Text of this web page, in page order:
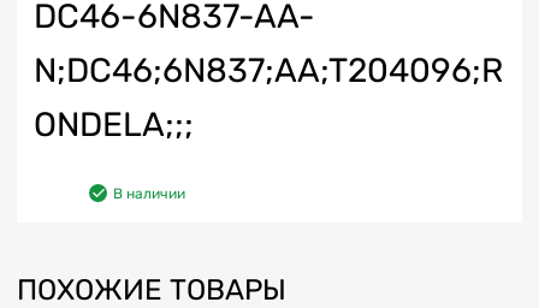
DC46-6N837-AA-
N;DC46;6N837;AA;T204096;R
ONDELA;;;
В наличии
ПОХОЖИЕ ТОВАРЫ